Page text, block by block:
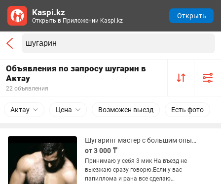
Объявления по запросу шугарин в
Актау
22 объявления
Актау Цена Возможен выезд Есть фото
Шугаринг мастер с большим опытом. Ер адамдарга
от 3 000 ₸
Принимаю у себя 3 мик На въезд не
выезжаю сразу говорю.Если у вас
папиллома и рана все сделаю
Kaspi.kz
Открыть в Приложении Kaspi.kz
Открыть